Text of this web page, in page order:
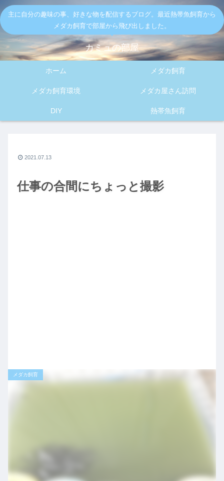
主に自分の趣味の事、好きな物を配信するブログ。最近熱帯魚飼育から
メダカ飼育で部屋から飛び出しました。
カミュの部屋
ホーム メダカ飼育
メダカ飼育環境 メダカ屋さん訪問
DIY 熱帯魚飼育
仕事の合間にちょっと撮影
メダカ飼育
2021.07.13